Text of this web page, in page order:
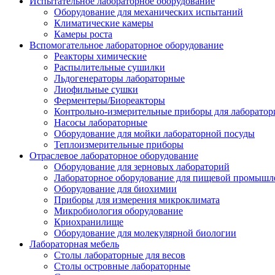
Оборудование для механических испытаний
Климатические камеры
Камеры роста
Вспомогательное лабораторное оборудование
Реакторы химические
Распылительные сушилки
Льдогенераторы лабораторные
Лиофильные сушки
Ферментеры/Биореакторы
Контрольно-измерительные приборы для
Насосы лабораторные
Оборудование для мойки лабораторной посуды
Теплоизмерительные приборы
Отраслевое лабораторное оборудование
Оборудование для зерновых лабораторий
Лабораторное оборудование для пищевой
Оборудование для биохимии
Приборы для измерения микроклимата
Микробиология оборудование
Криохранилище
Оборудование для молекулярной биологии
Лабораторная мебель
Столы лабораторные для весов
Столы островные лабораторные